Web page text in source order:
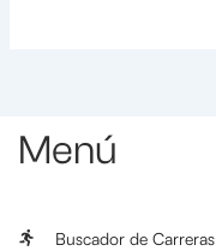
Menú
Buscador de Carreras